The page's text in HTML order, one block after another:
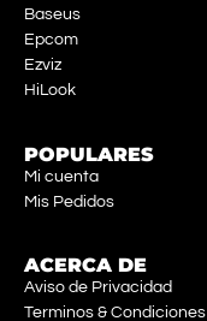
Baseus
Epcom
Ezviz
HiLook
POPULARES
Mi cuenta
Mis Pedidos
ACERCA DE
Aviso de Privacidad
Terminos & Condiciones